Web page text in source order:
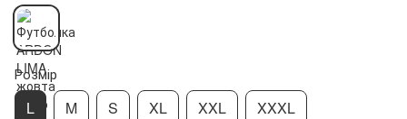
Розмір
L M S XL XXL XXXL